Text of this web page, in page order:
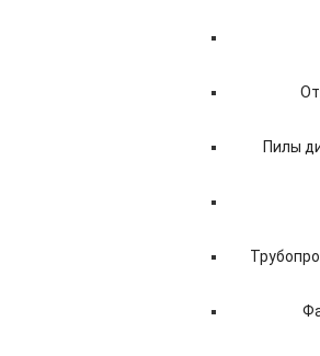
Пилы